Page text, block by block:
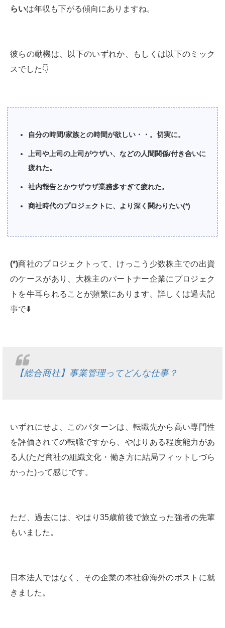
らいは年収も下がる傾向にありますね。
彼らの動機は、以下のいずれか、もしくは以下のミック
スでした👇
自分の時間/家族との時間が欲しい・・。切実に。
上司や上司の上司がウザい、などの人間関係/付き合いに
疲れた。
社内報告とかウザウザ業務多すぎて疲れた。
商社時代のプロジェクトに、より深く関わりたい(*)
(*)商社のプロジェクトって、けっこう少数株主での出資
のケースがあり、大株主のパートナー企業にプロジェク
トを牛耳られることが頻繁にあります。詳しくは過去記
事で⬇️
【総合商社】事業管理ってどんな仕事？
いずれにせよ、このパターンは、転職先から高い専門性
を評価されての転職ですから、やはりある程度能力があ
る人(ただ商社の組織文化・働き方に結局フィットしづら
かった)って感じです。
ただ、過去には、やはり35歳前後で旅立った強者の先輩
もいました。
日本法人ではなく、その企業の本社@海外のポストに就
きました。